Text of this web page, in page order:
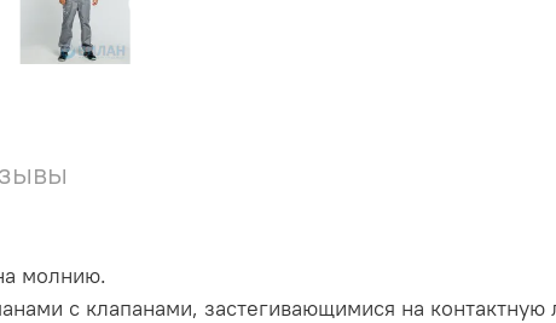
молнию.
с клапанами, застегивающимися на контактную